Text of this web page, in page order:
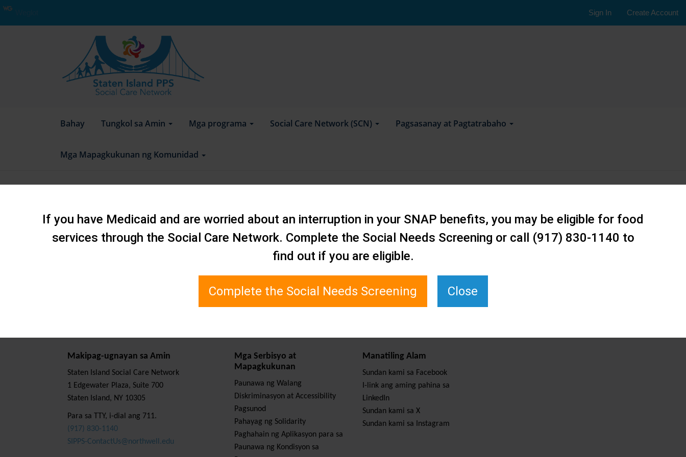
Bahay Tungkol sa Amin Mga programa Social Care Network (SCN) Pagsasanay at Pagtatrabaho
Mga Mapagkukunan ng Komunidad
user:dbelton@cityhealthworks.com
Makipag-ugnayan sa Amin
Staten Island Social Care Network
1 Edgewater Plaza, Suite 700
Staten Island, NY 10305
Para sa TTY, i-dial ang 711.
(917) 830-1140
SIPPS-ContactUs@northwell.edu
Mga Serbisyo at
Mapagkukunan
Paunawa ng Walang
Diskriminasyon at Accessibility
Pagsunod
Pahayag ng Solidarity
Paghahain ng Aplikasyon para sa
Paunawa ng Kondisyon sa
Manatiling Alam
Sundan kami sa Facebook
I-link ang aming pahina sa
LinkedIn
Sundan kami sa X
Sundan kami sa Instagram
Sign In Create Account
If you have Medicaid and are worried about an interruption in your SNAP benefits, you may be eligible for food
services through the Social Care Network. Complete the Social Needs Screening or call (917) 830-1140 to
find out if you are eligible.
Complete the Social Needs Screening Close